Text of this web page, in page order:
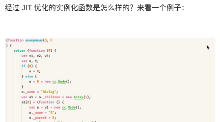
经过 JIT 优化的实例化函数是怎么样的？来看一个例子：